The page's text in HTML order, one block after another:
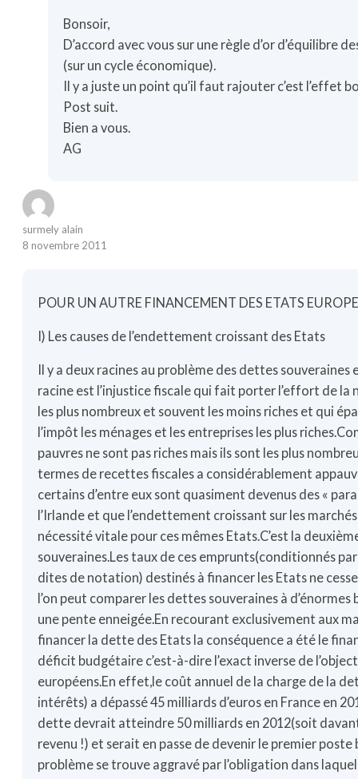
Bonsoir,
D’accord avec vous sur une règle d’or d’équilibre
(sur un cycle économique).
Il y a juste un point qu’il faut rajouter c’est l’effet
Post suit.
Bien a vous.
AG
surmely alain
8 novembre 2011
POUR UN AUTRE FINANCEMENT DES ETATS
I) Les causes de l’endettement croissant des Etats
Il y a deux racines au problème des dettes souveraines
racine est l’injustice fiscale qui fait porter l’effort de la
les plus nombreux et souvent les moins riches et qui
l’impôt les ménages et les entreprises les plus
pauvres ne sont pas riches mais ils sont les plus
termes de recettes fiscales a considérablement
certains d’entre eux sont quasiment devenus des «
l’Irlande et que l’endettement croissant sur les
nécessité vitale pour ces mêmes Etats.C’est la
souveraines.Les taux de ces emprunts(conditionnés
dites de notation) destinés à financer les Etats ne
l’on peut comparer les dettes souveraines à
une pente enneigée.En recourant exclusivement aux
financer la dette des Etats la conséquence a été le
déficit budgétaire c’est-à-dire l’exact inverse de
européens.En effet,le coût annuel de la charge de la
intérêts) a dépassé 45 milliards d’euros en France en
dette devrait atteindre 50 milliards en 2012(soit
revenu !) et serait en passe de devenir le premier
problème se trouve aggravé par l’obligation dans